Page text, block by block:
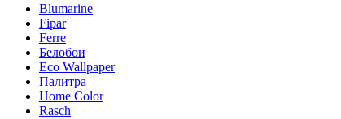
Blumarine
Fipar
Ferre
Белобои
Eco Wallpaper
Палитра
Home Color
Rasch